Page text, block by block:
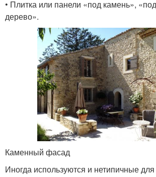
• Плитка или панели «под камень»,
дерево».
Каменный фасад
Иногда используются и нетипичные для